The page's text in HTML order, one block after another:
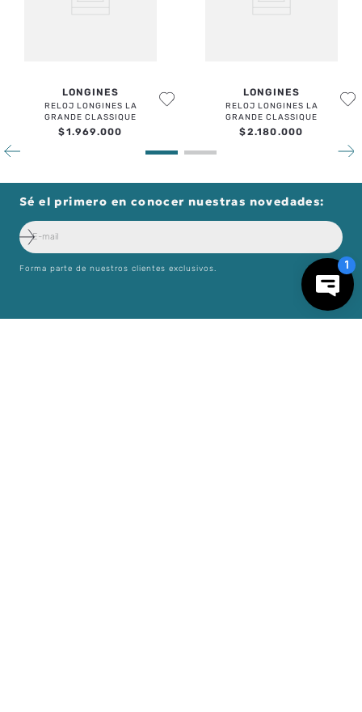
LONGINES
RELOJ LONGINES LA
GRANDE CLASSIQUE
$1.969.000
LONGINES
RELOJ LONGINES LA
GRANDE CLASSIQUE
$2.180.000
Sé el primero en conocer nuestras novedades:
Forma parte de nuestros clientes exclusivos.